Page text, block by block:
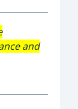
and